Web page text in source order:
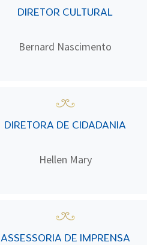
DIRETOR CULTURAL
Bernard Nascimento
DIRETORA DE CIDADANIA
Hellen Mary
ASSESSORIA DE IMPRENSA